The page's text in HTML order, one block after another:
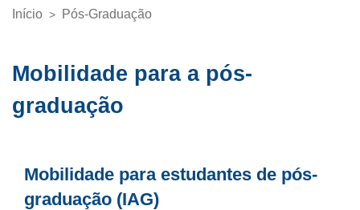
Trilha
Início > Pós-Graduação
Mobilidade para a pós-
graduação
Mobilidade para estudantes de pós-
graduação (IAG)